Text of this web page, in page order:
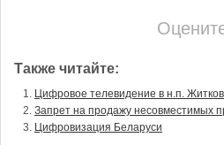
Также читайте:
Цифровое телевидение в н.п.
Запрет на продажу несовместимых
Цифровизация Беларуси